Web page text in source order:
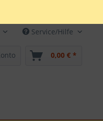
Deutsch Service/Hilfe
0,00 € *